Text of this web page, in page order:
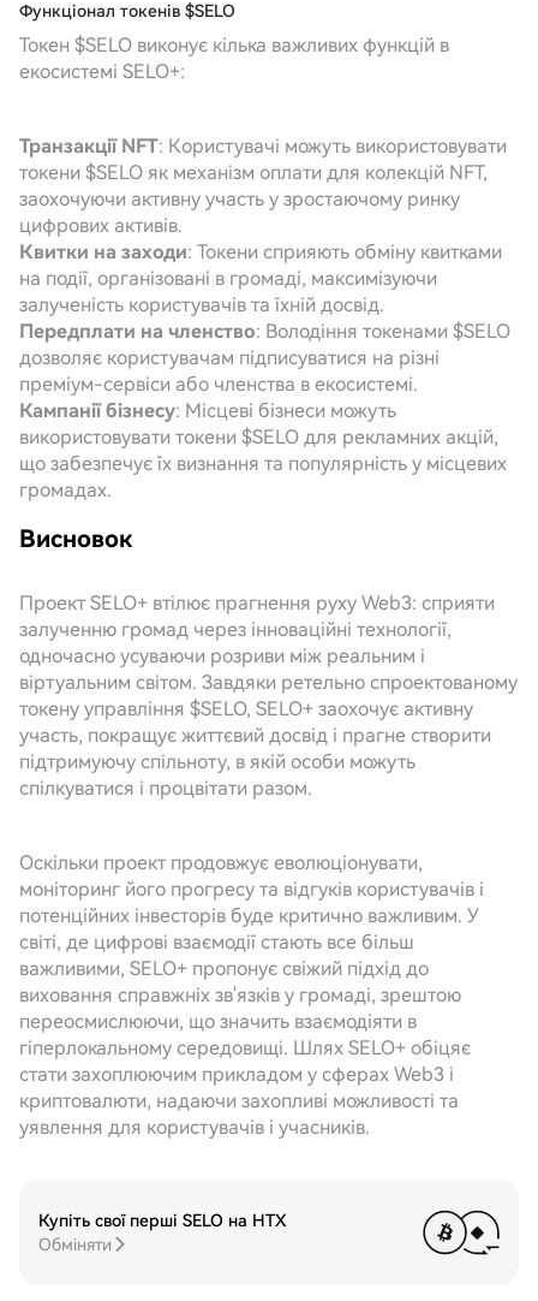
Функціонал токенів $SELO
Токен $SELO виконує кілька важливих функцій в
екосистемі SELO+:
Транзакції NFT: Користувачі можуть використовувати
токени $SELO як механізм оплати для колекцій NFT,
заохочуючи активну участь у зростаючому ринку
цифрових активів.
Квитки на заходи: Токени сприяють обміну квитками
на події, організовані в громаді, максимізуючи
залученість користувачів та їхній досвід.
Передплати на членство: Володіння токенами $SELO
дозволяє користувачам підписуватися на різні
преміум-сервіси або членства в екосистемі.
Кампанії бізнесу: Місцеві бізнеси можуть
використовувати токени $SELO для рекламних акцій,
що забезпечує їх визнання та популярність у місцевих
громадах.
Висновок
Проект SELO+ втілює прагнення руху Web3: сприяти
залученню громад через інноваційні технології,
одночасно усуваючи розриви між реальним і
віртуальним світом. Завдяки ретельно спроектованому
токену управління $SELO, SELO+ заохочує активну
участь, покращує життєвий досвід і прагне створити
підтримуючу спільноту, в якій особи можуть
спілкуватися і процвітати разом.
Оскільки проект продовжує еволюціонувати,
моніторинг його прогресу та відгуків користувачів і
потенційних інвесторів буде критично важливим. У
світі, де цифрові взаємодії стають все більш
важливими, SELO+ пропонує свіжий підхід до
виховання справжніх зв'язків у громаді, зрештою
переосмислюючи, що значить взаємодіяти в
гіперлокальному середовищі. Шлях SELO+ обіцяє
стати захоплюючим прикладом у сферах Web3 і
криптовалюти, надаючи захопливі можливості та
уявлення для користувачів і учасників.
Купіть свої перші SELO на HTX
Обміняти